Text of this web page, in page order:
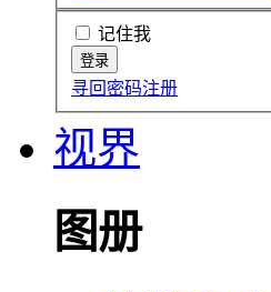
记住我
寻回密码注册
视界
图册